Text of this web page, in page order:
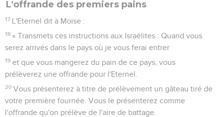
L'offrande des premiers pains
17 L'Eternel dit à Moïse :
18 « Transmets ces instructions aux Israélites : Quand vous
serez arrivés dans le pays où je vous ferai entrer
19 et que vous mangerez du pain de ce pays, vous
prélèverez une offrande pour l'Eternel.
20 Vous présenterez à titre de prélèvement un gâteau tiré de
votre première fournée. Vous le présenterez comme
l'offrande qu'on prélève de l'aire de battage.